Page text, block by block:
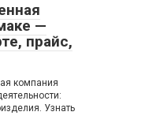
—
прайс,
компания
Узнать